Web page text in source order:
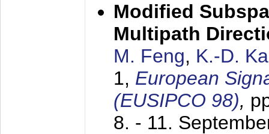
Modified
Multipath
M. Feng, K.-D.
1, European
(EUSIPCO 98),
8. - 11.